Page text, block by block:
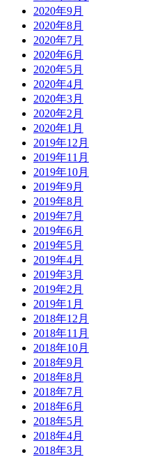
2020年9月
2020年8月
2020年7月
2020年6月
2020年5月
2020年4月
2020年3月
2020年2月
2020年1月
2019年12月
2019年11月
2019年10月
2019年9月
2019年8月
2019年7月
2019年6月
2019年5月
2019年4月
2019年3月
2019年2月
2019年1月
2018年12月
2018年11月
2018年10月
2018年9月
2018年8月
2018年7月
2018年6月
2018年5月
2018年4月
2018年3月